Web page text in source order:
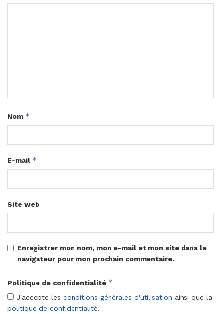
Nom *
E-mail *
Site web
Enregistrer mon nom, mon e-mail et mon site dans le
navigateur pour mon prochain commentaire.
Politique de confidentialité *
J'accepte les conditions générales d'utilisation ainsi que la
politique de confidentialité.